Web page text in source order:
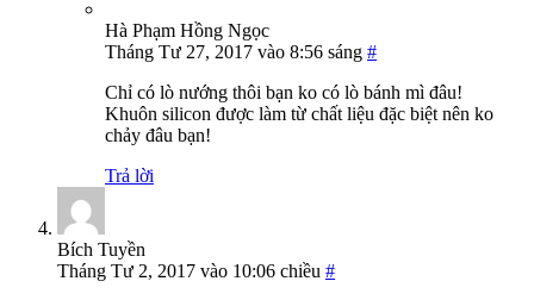
Hà Phạm Hồng Ngọc
Tháng Tư 27, 2017 vào 8:56 sáng #
Chỉ có lò nướng thôi bạn ko có lò bánh mì đâu!
Khuôn silicon được làm từ chất liệu đặc biệt nên ko
chảy đâu bạn!
Trả lời
Bích Tuyền
Tháng Tư 2, 2017 vào 10:06 chiều #